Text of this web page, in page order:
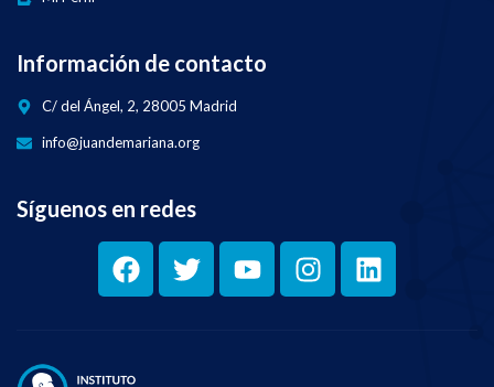
Información de contacto
C/ del Ángel, 2, 28005 Madrid
info@juandemariana.org
Síguenos en redes